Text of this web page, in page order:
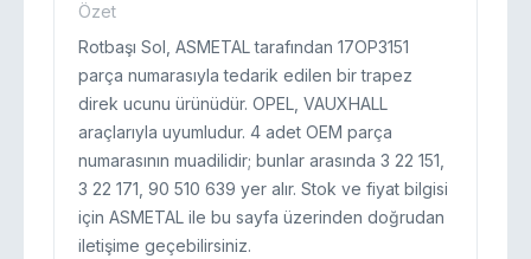
Özet
Rotbaşı Sol, ASMETAL tarafından 17OP3151
parça numarasıyla tedarik edilen bir trapez
direk ucunu ürünüdür. OPEL, VAUXHALL
araçlarıyla uyumludur. 4 adet OEM parça
numarasının muadilidir; bunlar arasında 3 22 151,
3 22 171, 90 510 639 yer alır. Stok ve fiyat bilgisi
için ASMETAL ile bu sayfa üzerinden doğrudan
iletişime geçebilirsiniz.